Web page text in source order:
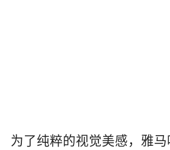
为了纯粹的视觉美感，雅马